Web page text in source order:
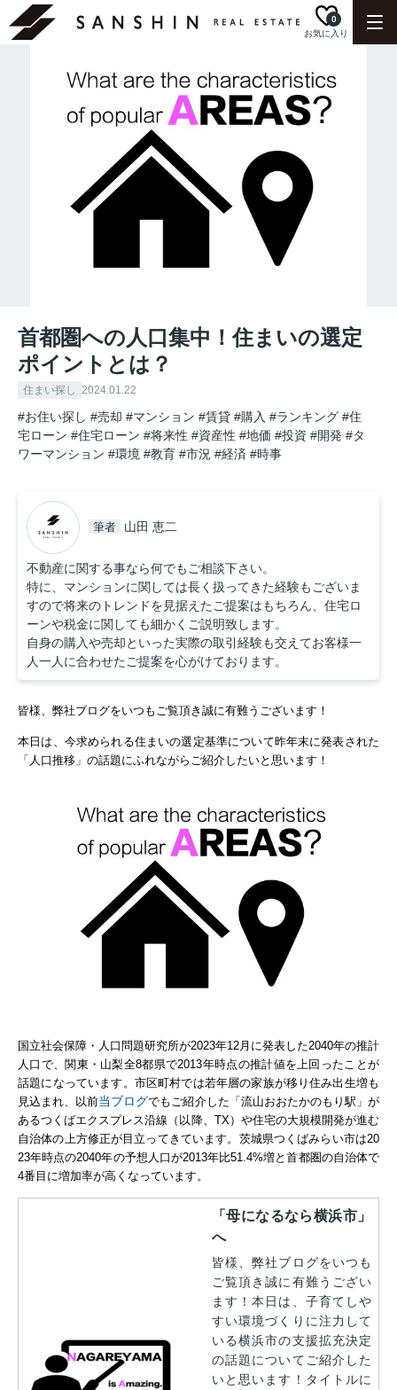
お気に入り
0
首都圏への人口集中！住まいの選定
ポイントとは？
住まい探し 2024.01.22
#お住い探し #売却 #マンション #賃貸 #購入 #ランキング #住
宅ローン #住宅ローン #将来性 #資産性 #地価 #投資 #開発 #タ
ワーマンション #環境 #教育 #市況 #経済 #時事
筆者 山田 恵二
不動産に関する事なら何でもご相談下さい。
特に、マンションに関しては長く扱ってきた経験もございま
すので将来のトレンドを見据えたご提案はもちろん、住宅ロ
ーンや税金に関しても細かくご説明致します。
自身の購入や売却といった実際の取引経験も交えてお客様一
人一人に合わせたご提案を心がけております。
皆様、弊社ブログをいつもご覧頂き誠に有難うございます！
本日は、今求められる住まいの選定基準について昨年末に発表された
「人口推移」の話題にふれながらご紹介したいと思います！
国立社会保障・人口問題研究所が2023年12月に発表した2040年の推計
人口で、関東・山梨全8都県で2013年時点の推計値を上回ったことが
話題になっています。市区町村では若年層の家族が移り住み出生増も
見込まれ、以前当ブログでもご紹介した「流山おおたかのもり駅」が
あるつくばエクスプレス沿線（以降、TX）や住宅の大規模開発が進む
自治体の上方修正が目立ってきています。 茨城県つくばみらい市は20
23年時点の2040年の予想人口が2013年比51.4%増と首都圏の自治体で
4番目に増加率が高くなっています。
「母になるなら横浜市」
へ
皆様、弊社ブログをいつも
ご覧頂き誠に有難うござい
ます！本日は、子育てしや
すい環境づくりに注力して
いる横浜市の支援拡充決定
の話題についてご紹介した
いと思います！タイトルに